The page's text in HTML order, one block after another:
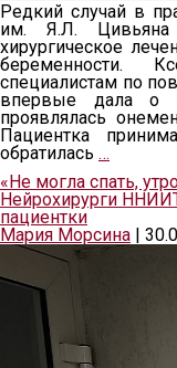
Редкий случай в
им. Я.Л.
хирургическое
беременности.
специалистам по
впервые дала о
проявлялась
Пациентка
обратилась …
«Не могла спать,
Нейрохирурги
пациентки
Мария Морсина